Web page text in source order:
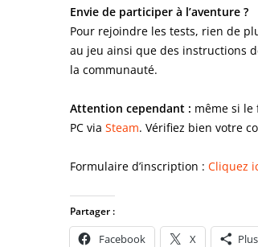
Envie de participer à l’aventure ?
Pour rejoindre les tests, rien de
au jeu ainsi que des instructions
la communauté.
Attention cependant : même si le
PC via Steam. Vérifiez bien votre
Formulaire d’inscription : Cliquez
Partager :
Facebook X Plus